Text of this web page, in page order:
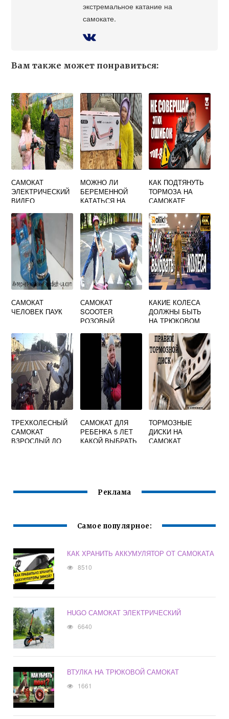
экстремальное катание на
самокате.
Вам также может понравиться:
САМОКАТ
ЭЛЕКТРИЧЕСКИЙ
ВИДЕО
МОЖНО ЛИ
БЕРЕМЕННОЙ
КАТАТЬСЯ НА
КАК ПОДТЯНУТЬ
ТОРМОЗА НА
САМОКАТЕ
САМОКАТ
ЧЕЛОВЕК ПАУК
САМОКАТ
SCOOTER
РОЗОВЫЙ
КАКИЕ КОЛЕСА
ДОЛЖНЫ БЫТЬ
НА ТРЮКОВОМ
ТРЕХКОЛЕСНЫЙ
САМОКАТ
ВЗРОСЛЫЙ ДО
САМОКАТ ДЛЯ
РЕБЕНКА 5 ЛЕТ
КАКОЙ ВЫБРАТЬ
ТОРМОЗНЫЕ
ДИСКИ НА
САМОКАТ
Реклама
Самое популярное:
КАК ХРАНИТЬ АККУМУЛЯТОР ОТ САМОКАТА
8510
HUGO САМОКАТ ЭЛЕКТРИЧЕСКИЙ
6640
ВТУЛКА НА ТРЮКОВОЙ САМОКАТ
1661